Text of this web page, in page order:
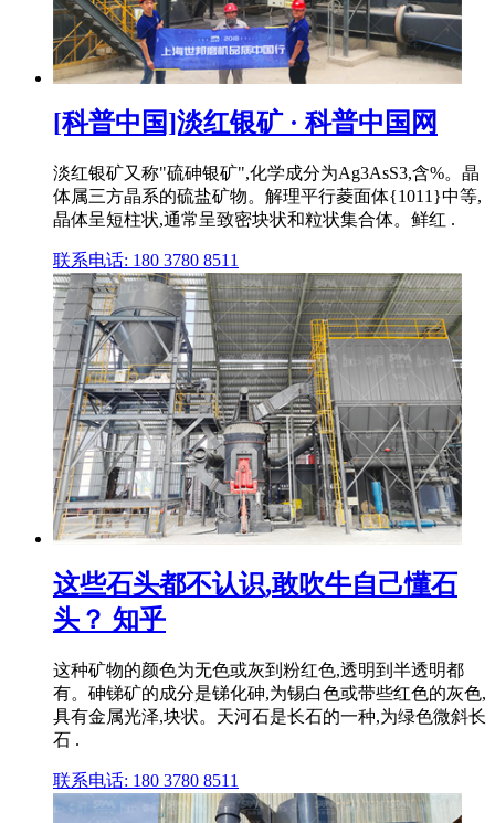
[科普中国]淡红银矿 · 科普中国网
淡红银矿又称"硫砷银矿",化学成分为Ag3AsS3,含%。晶
体属三方晶系的硫盐矿物。解理平行菱面体{1011}中等,
晶体呈短柱状,通常呈致密块状和粒状集合体。鲜红 .
联系电话: 180 3780 8511
这些石头都不认识,敢吹牛自己懂石
头？ 知乎
这种矿物的颜色为无色或灰到粉红色,透明到半透明都
有。砷锑矿的成分是锑化砷,为锡白色或带些红色的灰色,
具有金属光泽,块状。天河石是长石的一种,为绿色微斜长
石 .
联系电话: 180 3780 8511